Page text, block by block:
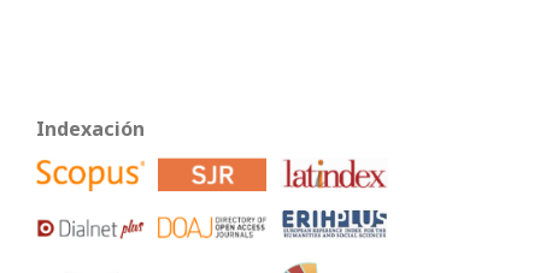
Indexación